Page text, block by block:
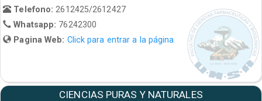
Telefono:2612425/2612427
Whatsapp: 76242300
Pagina Web: Click para entrar a la página
CIENCIAS PURAS Y NATURALES